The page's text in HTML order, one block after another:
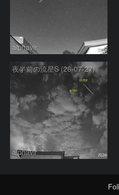
alphavir
夜半前の流星S (26-07-27)
alphavir